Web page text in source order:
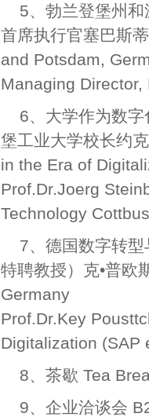
5、勃兰登堡州
首席执行官塞巴斯
and Potsdam,
Managing
6、大学作为数
堡工业大学校长约
in the Era of
Prof.Dr.Joerg
Technology
7、德国数字转
特聘教授）克•普
Germany
Prof.Dr.Key
Digitalization (SAP
8、茶歇 Tea
9、企业洽谈会